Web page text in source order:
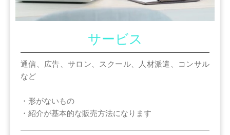
サービス
通信、広告、サロン、スクール、人材派遣、コンサル
など
・形がないもの
・紹介が基本的な販売方法になります